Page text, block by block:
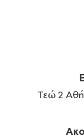
Τεώ 2